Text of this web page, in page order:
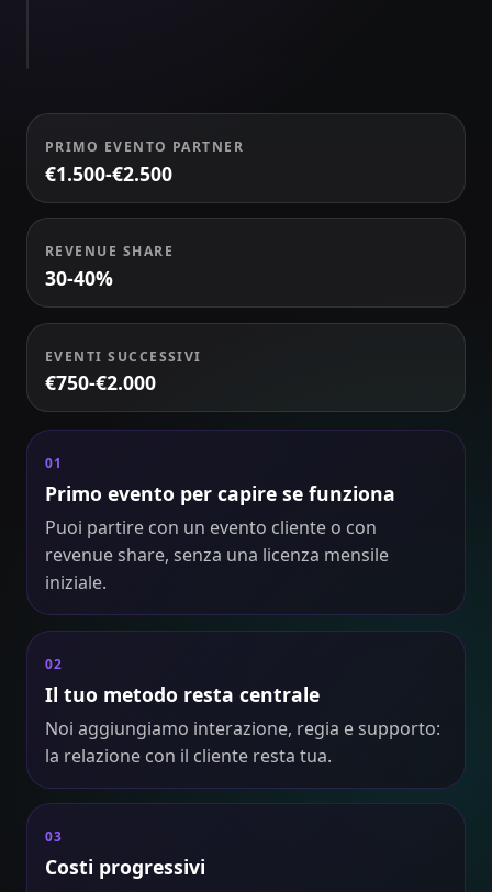
PRIMO EVENTO PARTNER
€1.500-€2.500
REVENUE SHARE
30-40%
EVENTI SUCCESSIVI
€750-€2.000
01
Primo evento per capire se funziona
Puoi partire con un evento cliente o con
revenue share, senza una licenza mensile
iniziale.
02
Il tuo metodo resta centrale
Noi aggiungiamo interazione, regia e supporto:
la relazione con il cliente resta tua.
03
Costi progressivi